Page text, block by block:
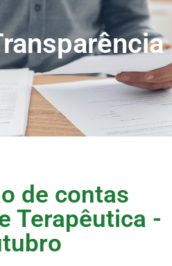
de contas
Terapêutica -